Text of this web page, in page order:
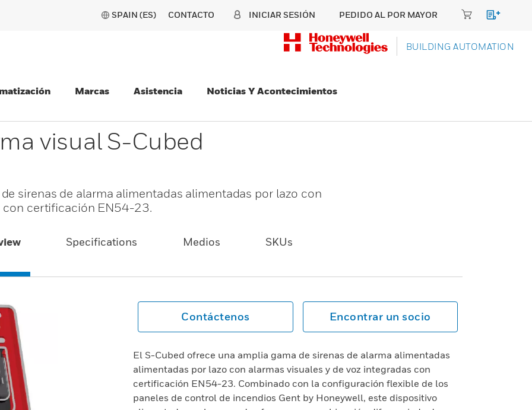
SPAIN (ES) CONTACTO INICIAR SESIÓN PEDIDO AL POR MAYOR
BUILDING AUTOMATION
Marcas Asistencia Noticias Y Acontecimientos
visual S-Cubed
sirenas de alarma alimentadas alimentadas por lazo con
con certificación EN54-23.
Specifications Medios SKUs
Contáctenos Encontrar un socio
El S-Cubed ofrece una amplia gama de sirenas de alarma alimentadas
alimentadas por lazo con alarmas visuales y de voz integradas con
certificación EN54-23. Combinado con la configuración flexible de los
paneles de control de incendios Gent by Honeywell, este dispositivo